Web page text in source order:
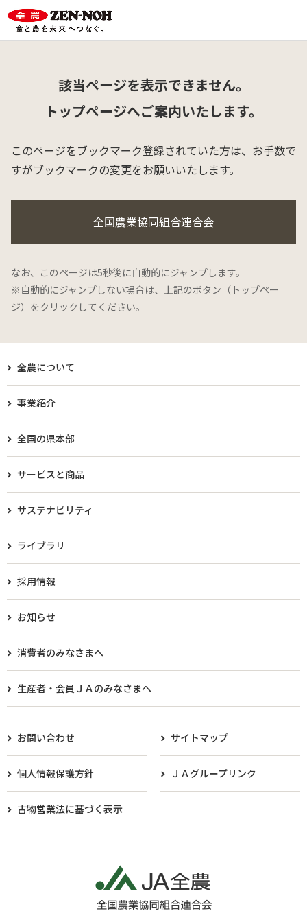
該当ページを表示できません。
トップページへご案内いたします。
このページをブックマーク登録されていた方は、 お手数で
すがブックマークの変更をお願いいたします。
全国農業協同組合連合会
なお、このページは5秒後に自動的にジャンプします。
※自動的にジャンプしない場合は、上記のボタン（トップペー
ジ）をクリックしてください。
全農について
事業紹介
全国の県本部
サービスと商品
サステナビリティ
ライブラリ
採用情報
お知らせ
消費者のみなさまへ
生産者・会員ＪＡのみなさまへ​
お問い合わせ サイトマップ
個人情報保護方針 ＪＡグループリンク
古物営業法に基づく表示